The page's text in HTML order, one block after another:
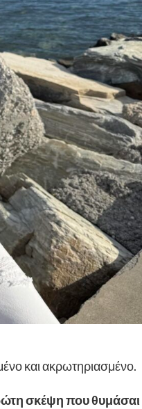
και ακρωτηριασμένο.
σκέψη που θυμάσαι